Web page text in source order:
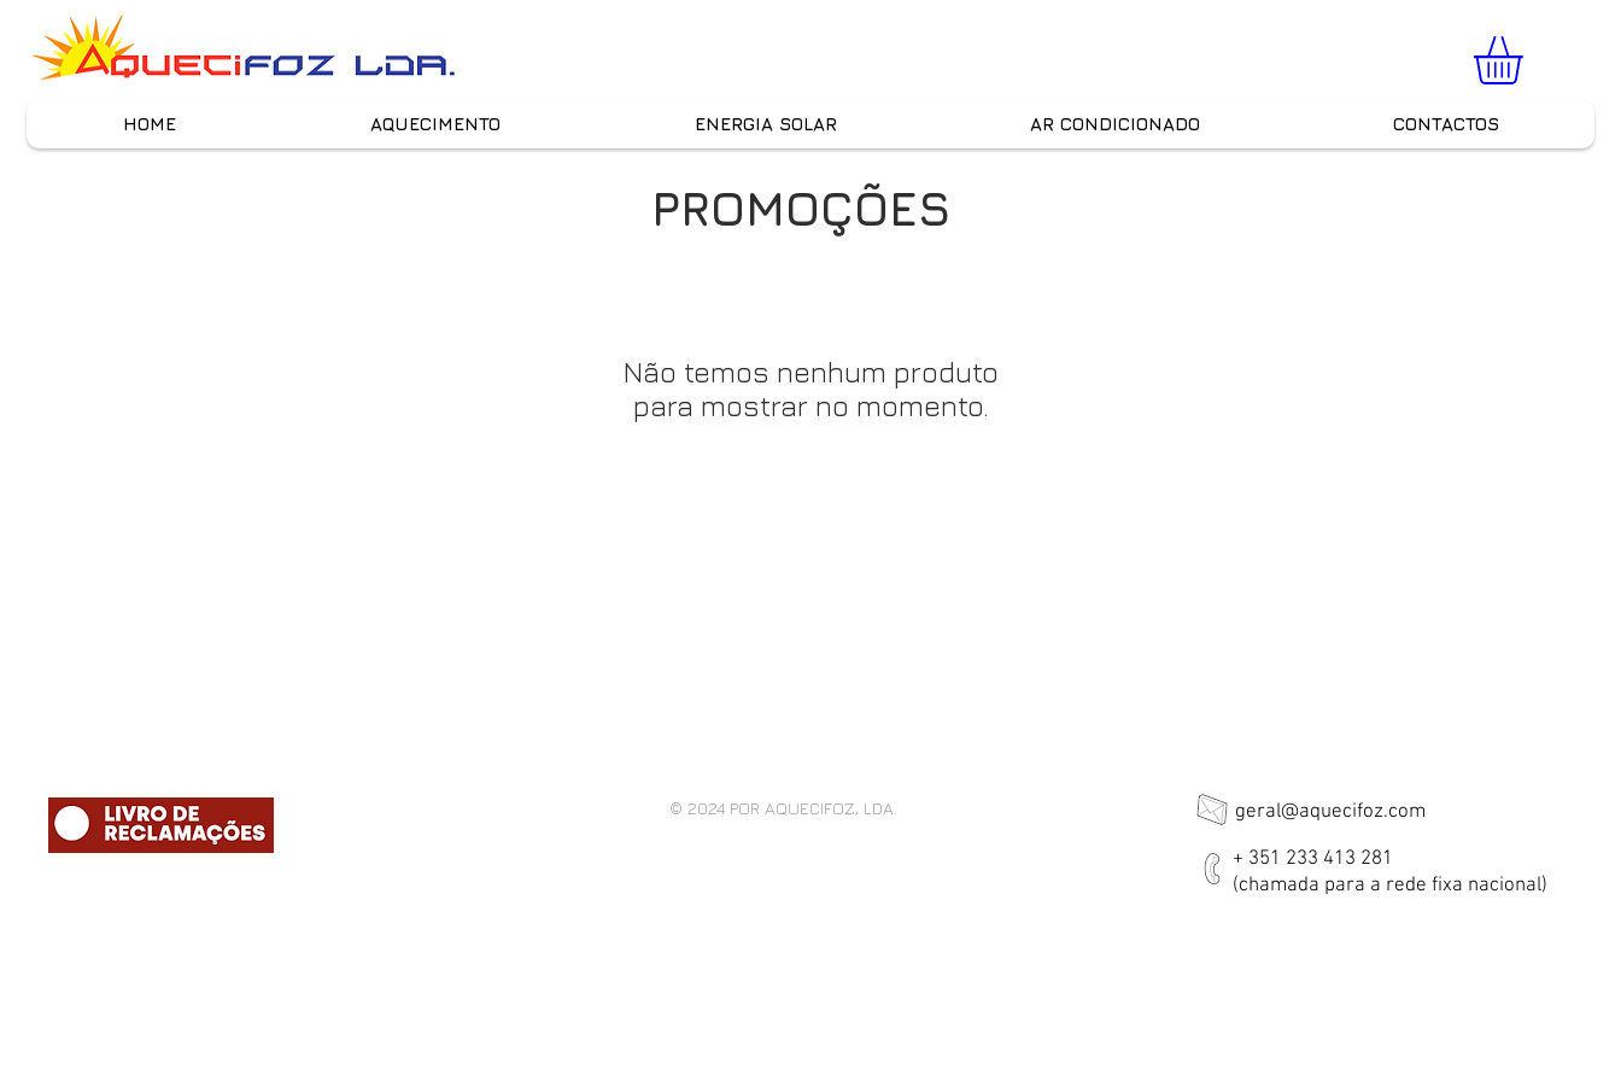
HOME AQUECIMENTO ENERGIA SOLAR AR CONDICIONADO CONTACTOS
PROMOÇÕES
Não temos nenhum produto
para mostrar no momento.
© 2024 POR AQUECIFOZ, LDA.
geral@aquecifoz.com
+ 351 233 413 281
(chamada para a rede fixa nacional)